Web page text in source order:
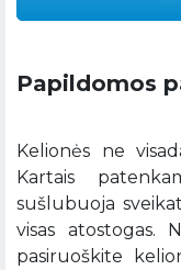
Papildomos
Kelionės ne
Kartais
sušlubuoja
visas atostogas.
pasiruoškite